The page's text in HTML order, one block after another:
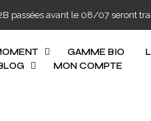
passées avant le 08/07 seront
GAMME BIO
MON COMPTE